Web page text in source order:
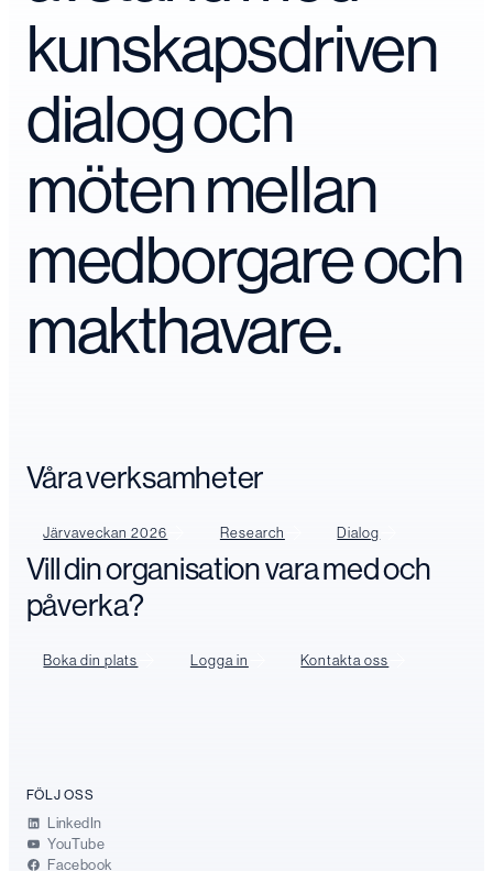
kunskapsdriven
dialog och
möten mellan
medborgare och
makthavare.
Våra verksamheter
Järvaveckan 2026 Research Dialog
Vill din organisation vara med och
påverka?
Boka din plats Logga in Kontakta oss
FÖLJ OSS
LinkedIn
YouTube
Facebook